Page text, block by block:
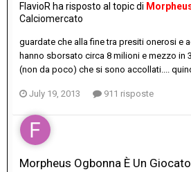
FlavioR ha risposto al topic di
Calciomercato
guardate che alla fine tra presiti onerosi e
hanno sborsato circa 8 milioni e mezzo in
(non da poco) che si sono accollati....
July 19, 2013 911 risposte
Morpheus Ogbonna È Un